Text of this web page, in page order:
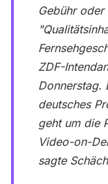
Gebühr
ZDF-
Donnerstag.
deutsches
geht um die
Video-on-
sagte